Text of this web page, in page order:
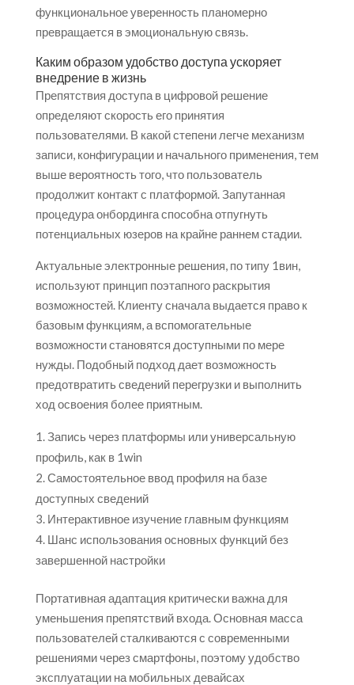
функциональное уверенность планомерно
превращается в эмоциональную связь.
Каким образом удобство доступа ускоряет
внедрение в жизнь
Препятствия доступа в цифровой решение
определяют скорость его принятия
пользователями. В какой степени легче механизм
записи, конфигурации и начального применения, тем
выше вероятность того, что пользователь
продолжит контакт с платформой. Запутанная
процедура онбординга способна отпугнуть
потенциальных юзеров на крайне раннем стадии.
Актуальные электронные решения, по типу 1вин,
используют принцип поэтапного раскрытия
возможностей. Клиенту сначала выдается право к
базовым функциям, а вспомогательные
возможности становятся доступными по мере
нужды. Подобный подход дает возможность
предотвратить сведений перегрузки и выполнить
ход освоения более приятным.
Запись через платформы или универсальную
профиль, как в 1win
Самостоятельное ввод профиля на базе
доступных сведений
Интерактивное изучение главным функциям
Шанс использования основных функций без
завершенной настройки
Портативная адаптация критически важна для
уменьшения препятствий входа. Основная масса
пользователей сталкиваются с современными
решениями через смартфоны, поэтому удобство
эксплуатации на мобильных девайсах